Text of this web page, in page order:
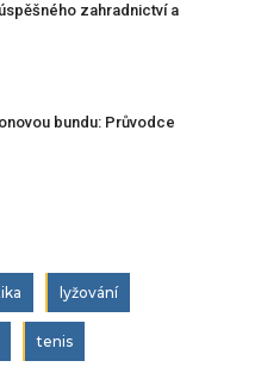
zahradnictví a
bundu: Průvodce
lyžování
tenis